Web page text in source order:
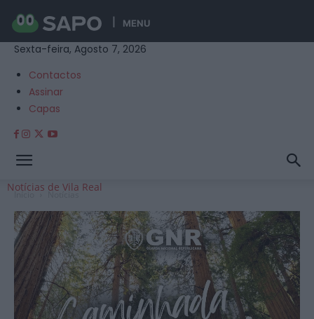
MENU
Sexta-feira, Agosto 7, 2026
Contactos
Assinar
Capas
Notícias de Vila Real
Início Notícias